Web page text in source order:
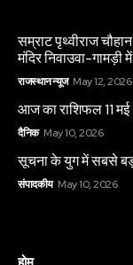
सम्राट पृथ्वीराज
मंदिर निवाउवा-गामड़ी
राजस्थान न्यूज May 12, 2026
आज का राशिफल 11 मई
दैनिक May 10, 2026
सूचना के युग में सबसे
संपादकीय May 10, 2026